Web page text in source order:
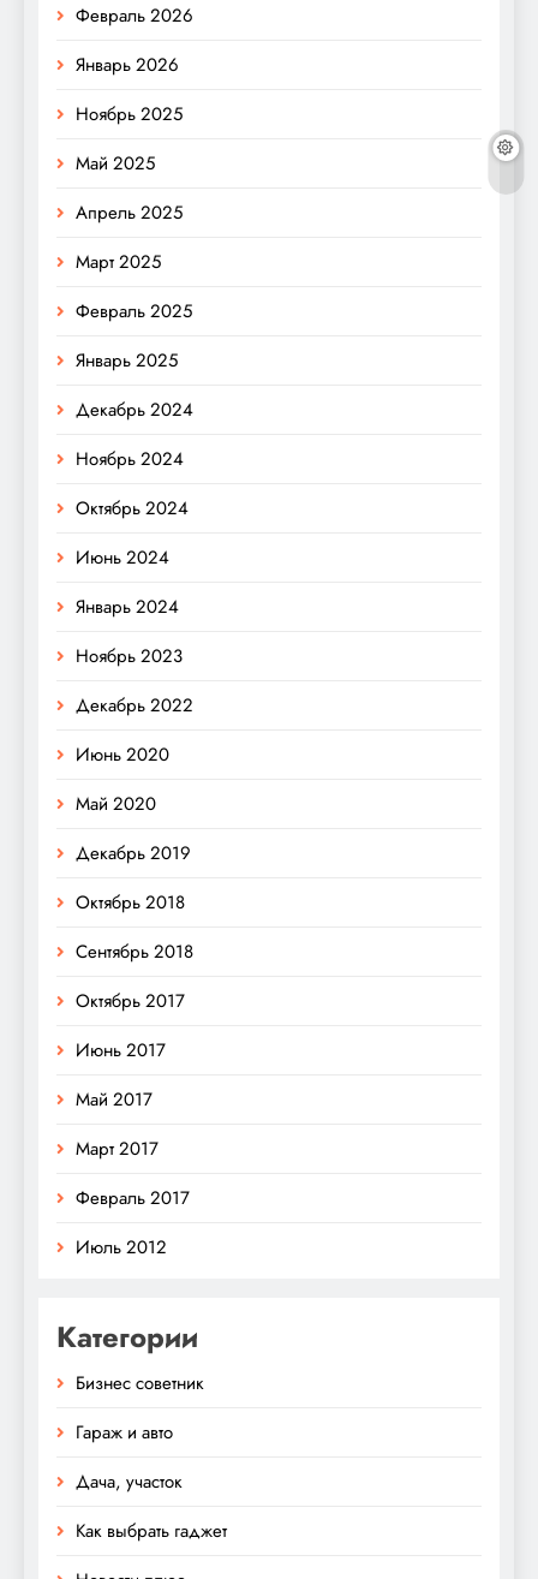
Февраль 2026
Январь 2026
Ноябрь 2025
Май 2025
Апрель 2025
Март 2025
Февраль 2025
Январь 2025
Декабрь 2024
Ноябрь 2024
Октябрь 2024
Июнь 2024
Январь 2024
Ноябрь 2023
Декабрь 2022
Июнь 2020
Май 2020
Декабрь 2019
Октябрь 2018
Сентябрь 2018
Октябрь 2017
Июнь 2017
Май 2017
Март 2017
Февраль 2017
Июль 2012
Категории
Бизнес советник
Гараж и авто
Дача, участок
Как выбрать гаджет